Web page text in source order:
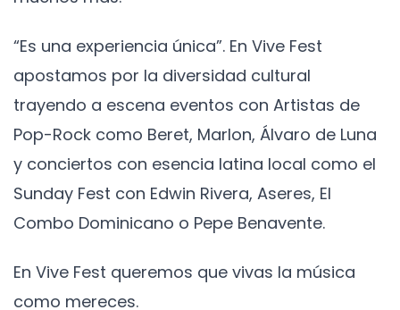
“Es una experiencia única”. En Vive Fest
apostamos por la diversidad cultural
trayendo a escena eventos con Artistas de
Pop-Rock como Beret, Marlon, Álvaro de Luna
y conciertos con esencia latina local como el
Sunday Fest con Edwin Rivera, Aseres, El
Combo Dominicano o Pepe Benavente.
En Vive Fest queremos que vivas la música
como mereces.